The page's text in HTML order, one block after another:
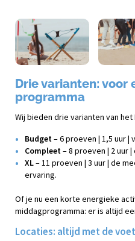
Drie varianten: voor
programma
Wij bieden drie varianten van
Budget– 6 proeven | 1,5 uur
Compleet– 8 proeven | 2 uur
XL– 11 proeven | 3 uur | de
ervaring.
Of je nu een korte energieke
middagprogramma: er is altijd
Locaties: altijd met de